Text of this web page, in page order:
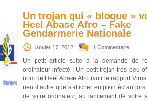
Un trojan qui « bloque »
Heel Abase Afro – Fake
Gendarmerie Nationale
janvier 17, 2012 1 Commentaire
Un petit article suite à la demande de
ordinateur infecté ! Un petit trojan très peu
nom de Heel Abase Afro (voir le rapport
rien d’autre que s’afficher en plein écran
de votre ordinateur, au lancement de votre